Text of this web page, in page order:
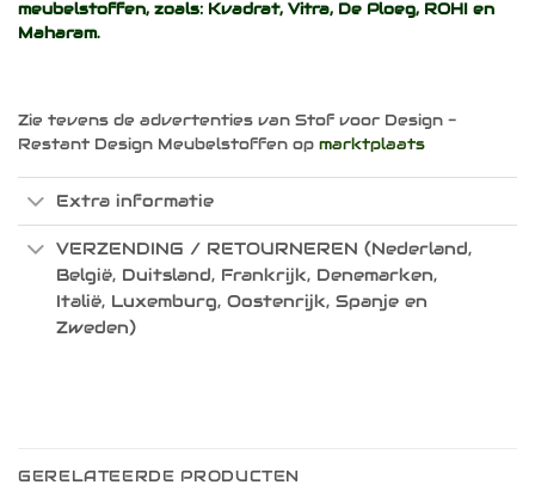
meubelstoffen, zoals: Kvadrat, Vitra, De Ploeg, ROHI en
Maharam.
Zie tevens de advertenties van Stof voor Design -
Restant Design Meubelstoffen op marktplaats
Extra informatie
VERZENDING / RETOURNEREN (Nederland,
België, Duitsland, Frankrijk, Denemarken,
Italië, Luxemburg, Oostenrijk, Spanje en
Zweden)
GERELATEERDE PRODUCTEN